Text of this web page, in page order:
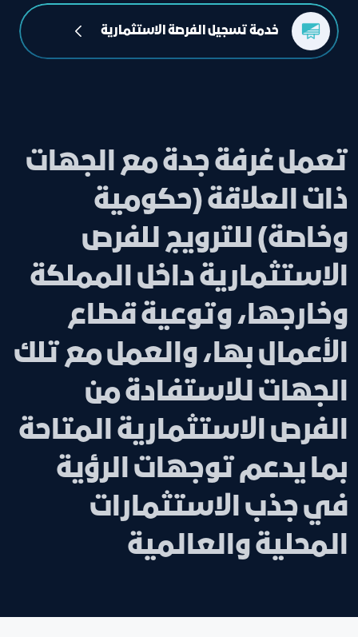
خدمة تسجيل الفرصة الاستثمارية
تعمل غرفة جدة مع الجهات
ذات العلاقة (حكومية
وخاصة) للترويج للفرص
الاستثمارية داخل المملكة
وخارجها، وتوعية قطاع
الأعمال بها، والعمل مع تلك
الجهات للاستفادة من
الفرص الاستثمارية المتاحة
بما يدعم توجهات الرؤية
في جذب الاستثمارات
المحلية والعالمية